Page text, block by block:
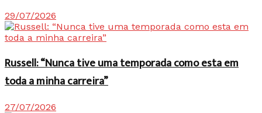
29/07/2026
Russell: “Nunca tive uma temporada como esta em
toda a minha carreira”
27/07/2026